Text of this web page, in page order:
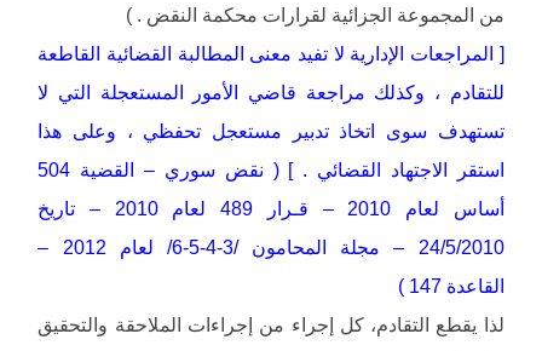
من المجموعة الجزائية لقرارات محكمة النقض . )
[ المراجعات الإدارية لا تفيد معنى المطالبة القضائية القاطعة
للتقادم ، وكذلك مراجعة قاضي الأمور المستعجلة التي لا
تستهدف سوى اتخاذ تدبير مستعجل تحفظي ، وعلى هذا
استقر الاجتهاد القضائي . ] ( نقض سوري – القضية 504
أساس لعام 2010 – قـرار 489 لعام 2010 – تاريخ
24/5/2010 – مجلة المحامون /3-4-5-6/ لعام 2012 –
القاعدة 147 )
لذا يقطع التقادم، كل إجراء من إجراءات الملاحقة والتحقيق